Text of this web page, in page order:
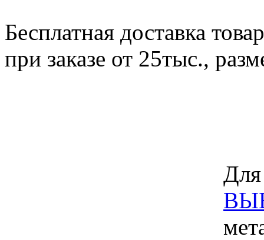
Бесплатная доставка
при заказе от 25тыс.,
Для